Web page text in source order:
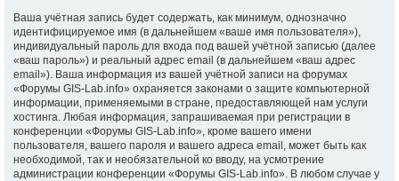
Ваша учётная запись будет содержать, как минимум, однозначно
идентифицируемое имя (в дальнейшем «ваше имя пользователя»),
индивидуальный пароль для входа под вашей учётной записью (далее
«ваш пароль») и реальный адрес email (в дальнейшем «ваш адрес
email»). Ваша информация из вашей учётной записи на форумах
«Форумы GIS-Lab.info» охраняется законами о защите компьютерной
информации, применяемыми в стране, предоставляющей нам услуги
хостинга. Любая информация, запрашиваемая при регистрации в
конференции «Форумы GIS-Lab.info», кроме вашего имени
пользователя, вашего пароля и вашего адреса email, может быть как
необходимой, так и необязательной ко вводу, на усмотрение
администрации конференции «Форумы GIS-Lab.info». В любом случае у